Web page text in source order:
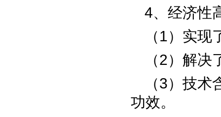
4、经济性
（1）实现
（2）解决
（3）技术
功效。